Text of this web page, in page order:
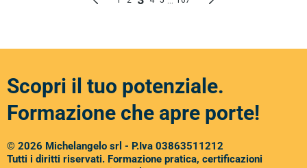
Scopri il tuo potenziale.
Formazione che apre porte!
© 2026 Michelangelo srl - P.Iva 03863511212
Tutti i diritti riservati. Formazione pratica, certificazioni